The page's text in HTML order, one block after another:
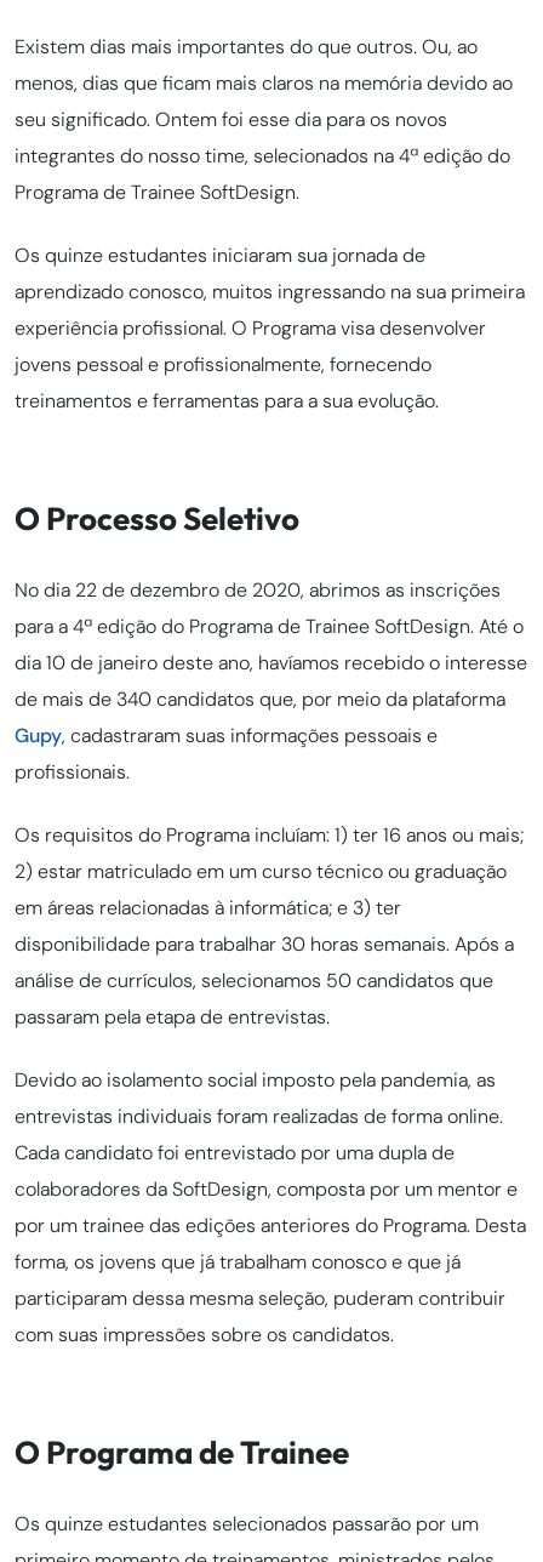
Existem dias mais importantes do que outros. Ou, ao
menos, dias que ficam mais claros na memória devido ao
seu significado. Ontem foi esse dia para os novos
integrantes do nosso time, selecionados na 4ª edição do
Programa de Trainee SoftDesign.
Os quinze estudantes iniciaram sua jornada de
aprendizado conosco, muitos ingressando na sua primeira
experiência profissional. O Programa visa desenvolver
jovens pessoal e profissionalmente, fornecendo
treinamentos e ferramentas para a sua evolução.
O Processo Seletivo
No dia 22 de dezembro de 2020, abrimos as inscrições
para a 4ª edição do Programa de Trainee SoftDesign. Até o
dia 10 de janeiro deste ano, havíamos recebido o interesse
de mais de 340 candidatos que, por meio da plataforma
Gupy, cadastraram suas informações pessoais e
profissionais.
Os requisitos do Programa incluíam: 1) ter 16 anos ou mais;
2) estar matriculado em um curso técnico ou graduação
em áreas relacionadas à informática; e 3) ter
disponibilidade para trabalhar 30 horas semanais. Após a
análise de currículos, selecionamos 50 candidatos que
passaram pela etapa de entrevistas.
Devido ao isolamento social imposto pela pandemia, as
entrevistas individuais foram realizadas de forma online.
Cada candidato foi entrevistado por uma dupla de
colaboradores da SoftDesign, composta por um mentor e
por um trainee das edições anteriores do Programa. Desta
forma, os jovens que já trabalham conosco e que já
participaram dessa mesma seleção, puderam contribuir
com suas impressões sobre os candidatos.
O Programa de Trainee
Os quinze estudantes selecionados passarão por um